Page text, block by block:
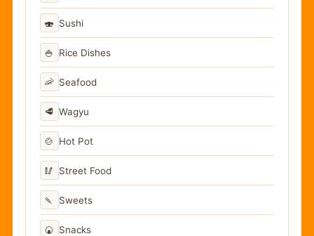
🍣 Sushi
🍚 Rice Dishes
🦐 Seafood
🥩 Wagyu
🍲 Hot Pot
🥢 Street Food
🍡 Sweets
🍘 Snacks